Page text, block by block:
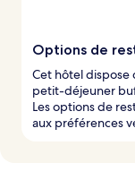
Options de
Cet hôtel dispose
petit-déjeuner
Les options de
aux préférences